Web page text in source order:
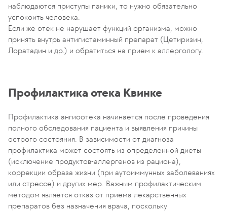
наблюдаются приступы паники, то нужно обязательно
успокоить человека.
Если же отек не нарушает функций организма, можно
принять внутрь антигистаминный препарат (Цетиризин,
Лоратадин и др.) и обратиться на прием к аллергологу.
Профилактика отека Квинке
Профилактика ангиоотека начинается после проведения
полного обследования пациента и выявления причины
острого состояния. В зависимости от диагноза
профилактика может состоять из определенной диеты
(исключение продуктов-аллергенов из рациона),
коррекции образа жизни (при аутоиммунных заболеваниях
или стрессе) и других мер. Важным профилактическим
методом является отказ от приема лекарственных
препаратов без назначения врача, поскольку